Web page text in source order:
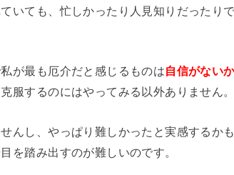
いても、忙しかったり人見知りだったり
が最も厄介だと感じるものは自信がない
服するのにはやってみる以外ありません。
んし、やっぱり難しかったと実感するか
を踏み出すのが難しいのです。